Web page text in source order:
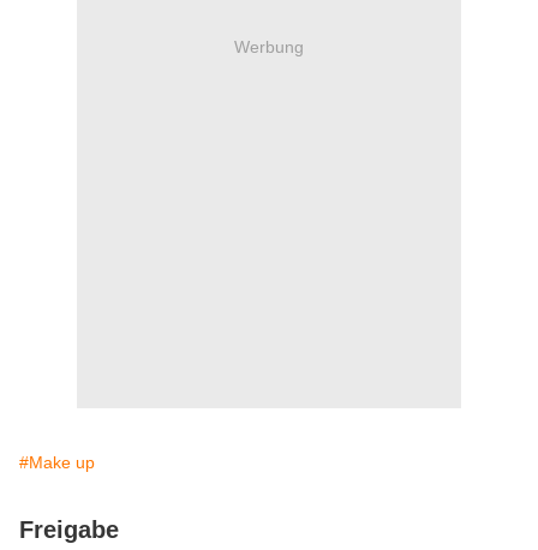
Werbung
#Make up
Freigabe